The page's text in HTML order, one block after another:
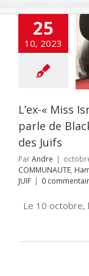
25
10, 2023
Miss Israël »,
éthiopienne,
Black Lives
de sa haine
Afrique
MONDE JUIF
L’ex-« Miss
parle de
des Juifs
ParAndre |
COMMUNAUTE,
JUIF | 0
Le 10 octobre,